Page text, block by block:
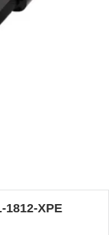
1812-XPE